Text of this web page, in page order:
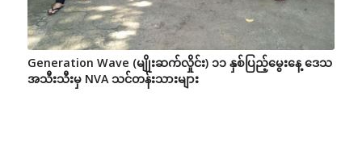
Generation Wave (မျိုးဆက်လှိုင်း) ၁၁ နှစ်ပြည့်မွေးနေ့ ဒေသ
အသီးသီးမှ NVA သင်တန်းသားများ